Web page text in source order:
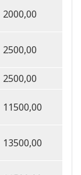
2000,00
2500,00
2500,00
11500,00
13500,00